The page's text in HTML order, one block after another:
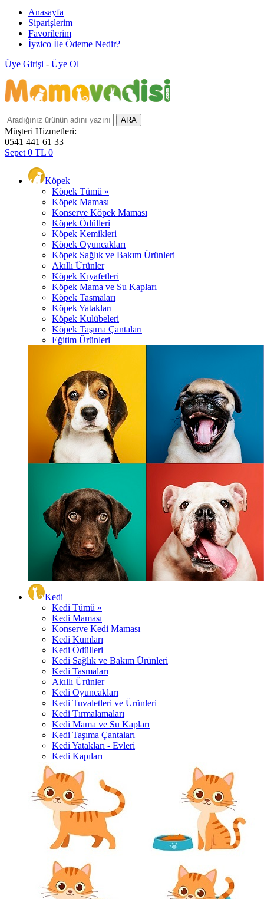
Anasayfa
Siparişlerim
Favorilerim
İyzico İle Ödeme Nedir?
Üye Girişi - Üye Ol
Müşteri Hizmetleri:
0541 441 61 33
Sepet 0 TL 0
Köpek
Köpek Tümü »
Köpek Maması
Konserve Köpek Maması
Köpek Ödülleri
Köpek Kemikleri
Köpek Oyuncakları
Köpek Sağlık ve Bakım Ürünleri
Akıllı Ürünler
Köpek Kıyafetleri
Köpek Mama ve Su Kapları
Köpek Tasmaları
Köpek Yatakları
Köpek Kulübeleri
Köpek Taşıma Çantaları
Eğitim Ürünleri
Kedi
Kedi Tümü »
Kedi Maması
Konserve Kedi Maması
Kedi Kumları
Kedi Ödülleri
Kedi Sağlık ve Bakım Ürünleri
Kedi Tasmaları
Akıllı Ürünler
Kedi Oyuncakları
Kedi Tuvaletleri ve Ürünleri
Kedi Tırmalamaları
Kedi Mama ve Su Kapları
Kedi Taşıma Çantaları
Kedi Yatakları - Evleri
Kedi Kapıları